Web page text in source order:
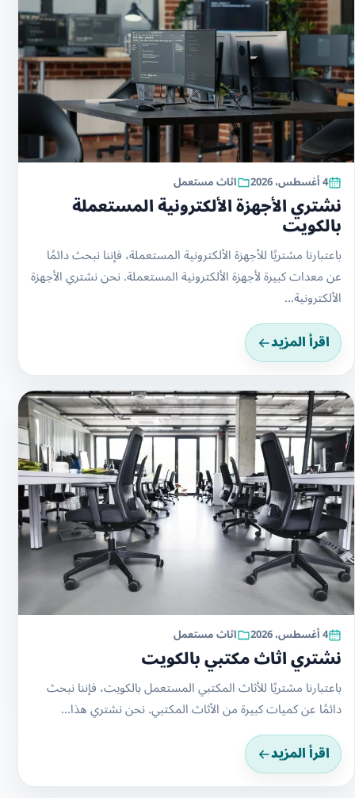
4 أغسطس، 2026 اثاث مستعمل
نشتري الأجهزة الألكترونية المستعملة
بالكويت
باعتبارنا مشتريًا للأجهزة الألكترونية المستعملة، فإننا نبحث دائمًا
عن معدات كبيرة لأجهزة الألكترونية المستعملة. نحن نشتري الأجهزة
الألكترونية...
اقرأ المزيد
4 أغسطس، 2026 اثاث مستعمل
نشتري اثاث مكتبي بالكويت
باعتبارنا مشتريًا للأثاث المكتبي المستعمل بالكويت، فإننا نبحث
دائمًا عن كميات كبيرة من الأثاث المكتبي. نحن نشتري هذا...
اقرأ المزيد